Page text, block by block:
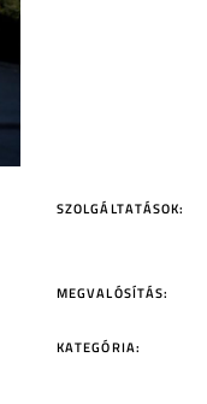
SZOLGÁLTATÁSOK:
MEGVALÓSÍTÁS:
KATEGÓRIA: